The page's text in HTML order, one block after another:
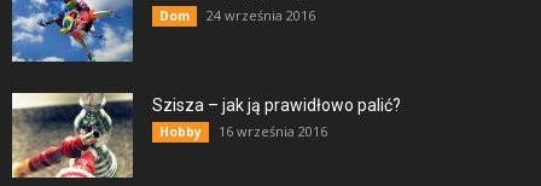
Dom 24 września 2016
Szisza – jak ją prawidłowo palić?
Hobby 16 września 2016